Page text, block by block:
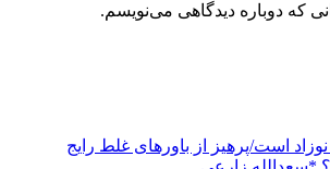
که دوباره دیدگاهی می‌نویسم.
است/پرهیز از باورهای غلط رایج